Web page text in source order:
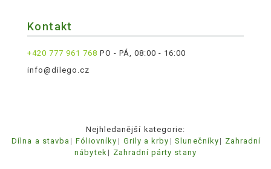
Kontakt
+420 777 961 768 PO - PÁ, 08:00 - 16:00
info@dilego.cz
Nejhledanější kategorie:
Dílna a stavba
Fóliovníky Grily a krby Slunečníky
Zahradní
nábytek
Zahradní párty stany